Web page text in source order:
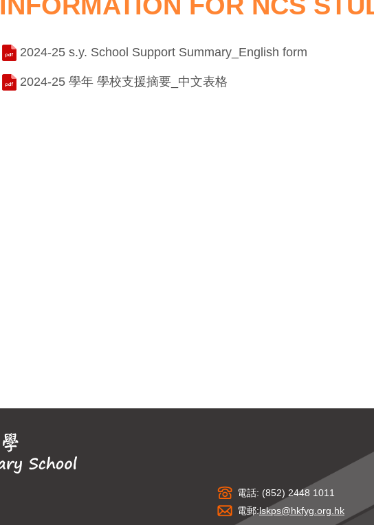
2024-25 s.y. School Support Summary_English form
2024-25 學年 學校支援摘要_中文表格
電話: (852) 2448 1011
電郵:lskps@hkfyg.org.hk